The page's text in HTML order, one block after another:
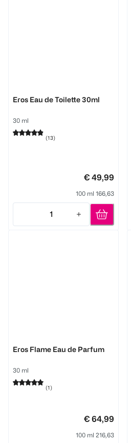
Eros Eau de Toilette 30ml
30 ml
(13)
€ 49,99
100 ml 166,63
1
Quantity: 1
Eros Flame Eau de Parfum
30 ml
(1)
€ 64,99
100 ml 216,63